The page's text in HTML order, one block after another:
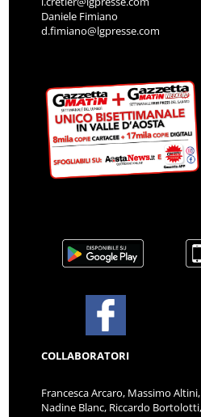
Daniele Fimiano
d.fimiano@lgpresse.com
COLLABORATORI
Francesca Arcaro, Massimo
Nadine Blanc, Riccardo